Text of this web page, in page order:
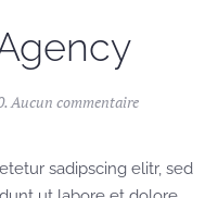
.Aucun commentairesur
sadipscing elitr, sed